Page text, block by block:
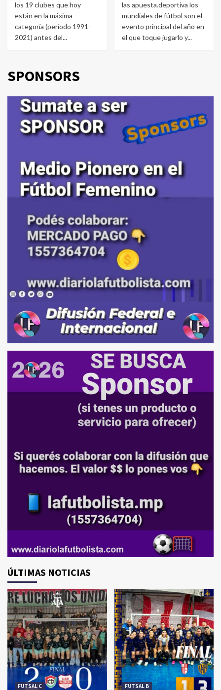
los 19 clubes que hoy
están en la máxima
categoría (período 1991-
2021) antes del...
las apuesta.deportiva los
mundiales de fútbol son el
evento principal del año en
el que toque jugarlo y...
SPONSORS
ÚLTIMAS NOTICIAS
FUTSAL C FUTSAL B